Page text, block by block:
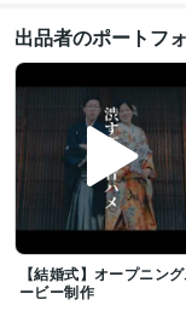
動画編集・映像制作 動
動画・音楽
語学力
英語 ビジネスレベル
出品者のポートフ
【結婚式】オープニン
ービー制作